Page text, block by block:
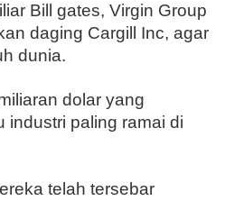
Bill gates, Virgin Group
daging Cargill Inc, agar
dunia.
dolar yang
industri paling ramai di
telah tersebar